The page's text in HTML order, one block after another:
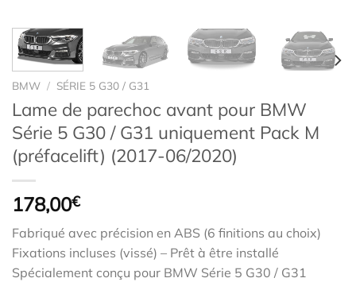
BMW / SÉRIE 5 G30 / G31
Lame de parechoc avant pour BMW
Série 5 G30 / G31 uniquement Pack M
(préfacelift) (2017-06/2020)
178,00€
Fabriqué avec précision en ABS (6 finitions au choix)
Fixations incluses (vissé) – Prêt à être installé
Spécialement conçu pour BMW Série 5 G30 / G31